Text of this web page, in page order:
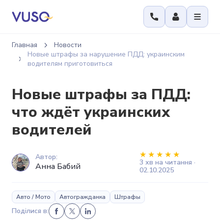
Главная
Новости
Новые штрафы за нарушение ПДД: украинским
водителям приготовиться
Новые штрафы за ПДД:
что ждёт украинских
водителей
Автор:
Анна Бабий
3 хв на читання ·
02.10.2025
Авто / Мото Автогражданка Штрафы
Поділися в: